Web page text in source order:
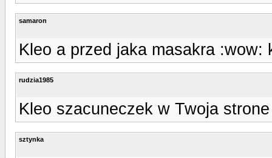
samaron
Kleo a przed jaka masakra :wow:
rudzia1985
Kleo szacuneczek w Twoja
sztynka